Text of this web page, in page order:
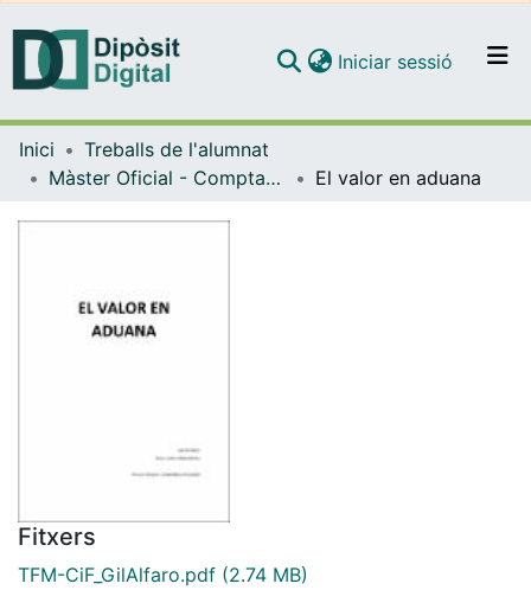
Navega per tot el DD
Iniciar sessió (current)
Inici
Treballs de l'alumnat
Màster Oficial - Comptabilitat i Fiscalitat
El valor en aduana
Fitxers
TFM-CiF_GilAlfaro.pdf (2.74 MB)